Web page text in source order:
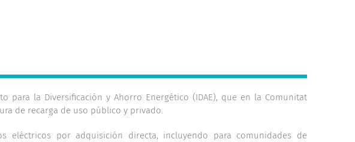
para la Diversificación y Ahorro Energético (IDAE), que en la Comunitat
de recarga de uso público y privado.
eléctricos por adquisición directa, incluyendo para comunidades de